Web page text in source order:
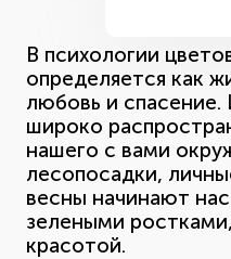
В психологии
определяется как
любовь и
широко
нашего с вами
лесопосадки,
весны начинают
зелеными
красотой.